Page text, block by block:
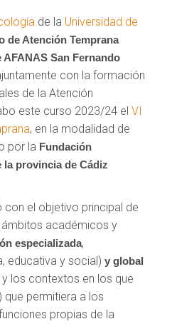
de la Universidad de
de Atención Temprana
AFANAS San Fernando
con la formación
de la Atención
este curso 2023/24 elVI
, en la modalidad de
por la Fundación
la provincia de Cádiz
el objetivo principal de
académicos y
especializada,
educativa y social)y global
los contextos en los que
que permitiera a los
propias de la